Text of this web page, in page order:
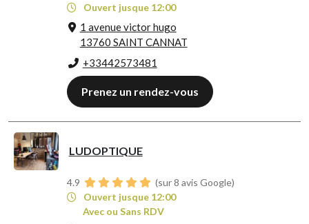
Ouvert jusque 12:00
1 avenue victor hugo
13760 SAINT CANNAT
+33442573481
Prenez un rendez-vous
LUDOPTIQUE
4.9
(sur 8 avis Google)
Ouvert jusque 12:00
Avec ou Sans RDV